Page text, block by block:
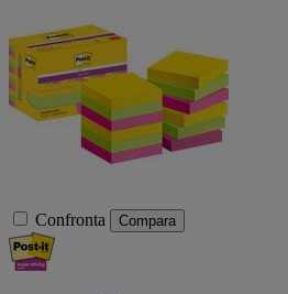
Confronta Compara